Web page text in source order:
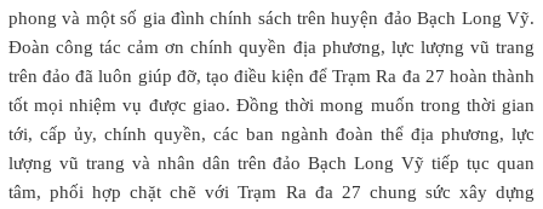
phong và một số gia đình chính sách trên huyện đảo Bạch Long Vỹ.
Đoàn công tác cảm ơn chính quyền địa phương, lực lượng vũ trang
trên đảo đã luôn giúp đỡ, tạo điều kiện để Trạm Ra đa 27 hoàn thành
tốt mọi nhiệm vụ được giao. Đồng thời mong muốn trong thời gian
tới, cấp ủy, chính quyền, các ban ngành đoàn thể địa phương, lực
lượng vũ trang và nhân dân trên đảo Bạch Long Vỹ tiếp tục quan
tâm, phối hợp chặt chẽ với Trạm Ra đa 27 chung sức xây dựng